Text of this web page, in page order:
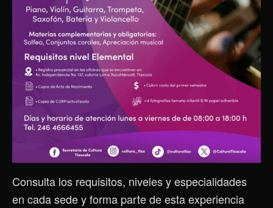
Consulta los requisitos, niveles y especialidades
en cada sede y forma parte de esta experiencia